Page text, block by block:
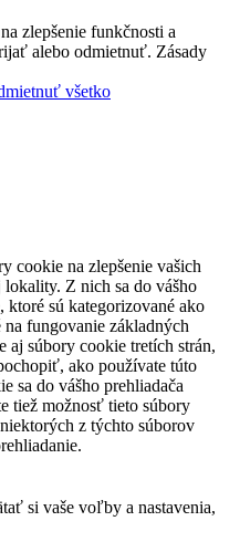
zlepšenie funkčnosti a
alebo odmietnuť. Zásady
všetko
cookie na zlepšenie vašich
Z nich sa do vášho
ktoré sú kategorizované ako
fungovanie základných
aj súbory cookie tretích strán,
ako používate túto
sa do vášho prehliadača
tiež možnosť tieto súbory
z týchto súborov
si vaše voľby a nastavenia,